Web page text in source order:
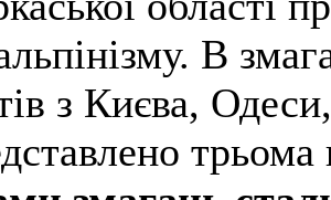
В
з Києва,